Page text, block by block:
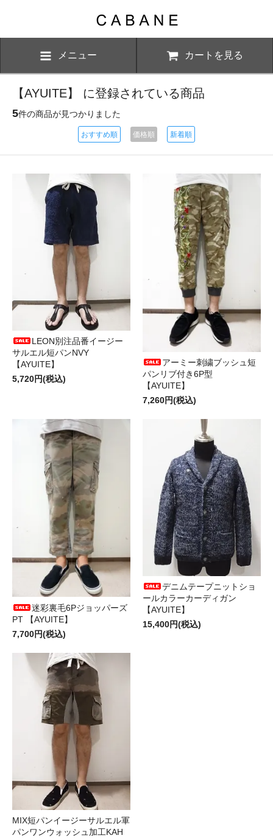
メニュー カートを見る
【AYUITE】 に登録されている商品
5件の商品が見つかりました
おすすめ順 価格順 新着順
LEON別注品番イージー
サルエル短パンNVY
【AYUITE】
5,720円(税込)
アーミー刺繍ブッシュ短
パンリブ付き6P型
【AYUITE】
7,260円(税込)
迷彩裏毛6Pジョッパーズ
PT 【AYUITE】
7,700円(税込)
デニムテープニットショ
ールカラーカーディガン
【AYUITE】
15,400円(税込)
MIX短パンイージーサルエル軍
パンワンウォッシュ加工KAH